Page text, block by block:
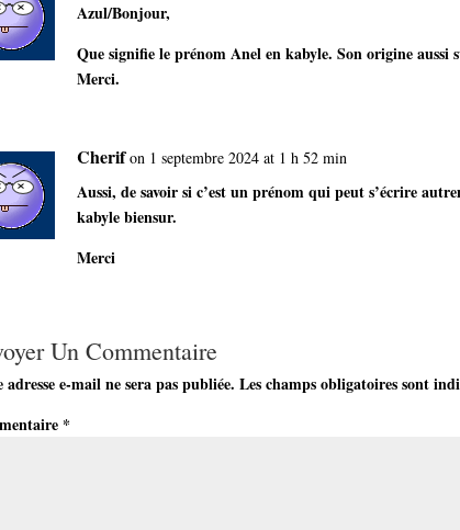
Azul/Bonjour,
Que signifie le prénom Anel en kabyle. Son origine aussi
Merci.
Cherif on 1 septembre 2024 at 1 h 52 min
Aussi, de savoir si c’est un prénom qui peut s’écrire
kabyle biensur.
Merci
Un Commentaire
adresse e-mail ne sera pas publiée. Les champs obligatoires sont
*